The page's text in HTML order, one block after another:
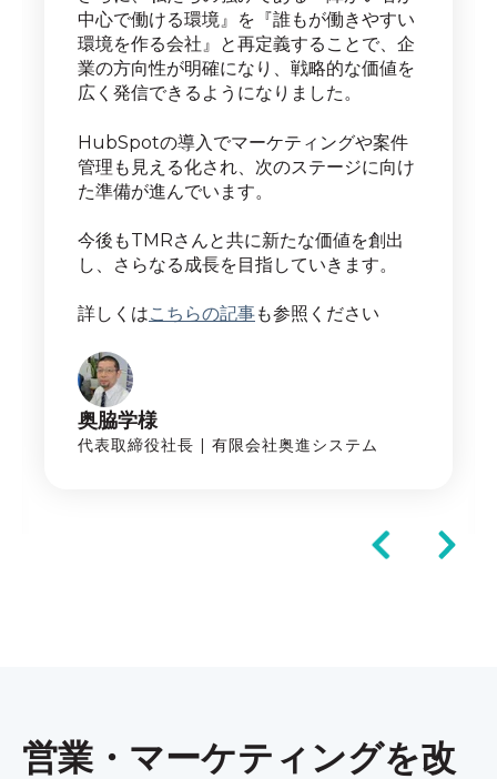
中心で働ける環境』を『誰もが働きやすい
環境を作る会社』と再定義することで、企
業の方向性が明確になり、戦略的な価値を
広く発信できるようになりました。
HubSpotの導入でマーケティングや案件
管理も見える化され、次のステージに向け
た準備が進んでいます。
今後もTMRさんと共に新たな価値を創出
し、さらなる成長を目指していきます。
詳しくはこちらの記事も参照ください
奥脇学様
代表取締役社長 | 有限会社奥進システム
営業・マーケティングを改